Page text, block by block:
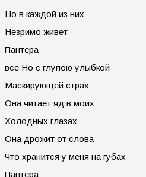
Но в каждой из них
Незримо живет
Пантера
все Но с глупою улыбкой
Маскирующей страх
Она читает яд в моих
Холодных глазах
Она дрожит от слова
Что хранится у меня на губах
Пантера